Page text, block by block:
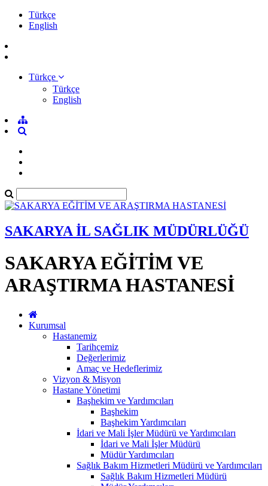
Türkçe
English
Türkçe
Türkçe
English
SAKARYA İL SAĞLIK MÜDÜRLÜĞÜ
SAKARYA EĞİTİM VE
ARAŞTIRMA HASTANESİ
Kurumsal
Hastanemiz
Tarihçemiz
Değerlerimiz
Amaç ve Hedeflerimiz
Vizyon & Misyon
Hastane Yönetimi
Başhekim ve Yardımcıları
Başhekim
Başhekim Yardımcıları
İdari ve Mali İşler Müdürü ve Yardımcıları
İdari ve Mali İşler Müdürü
Müdür Yardımcıları
Sağlık Bakım Hizmetleri Müdürü ve Yardımcıları
Sağlık Bakım Hizmetleri Müdürü